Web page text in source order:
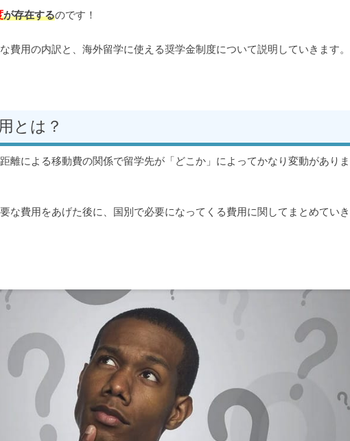
が存在するのです！
費用の内訳と、海外留学に使える奨学金制度について説明していきます。
とは？
離による移動費の関係で留学先が「どこか」によってかなり変動がありま
な費用をあげた後に、国別で必要になってくる費用に関してまとめていき